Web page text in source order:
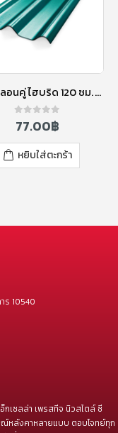
หลังคาลอนคู่ ไฮบริด 120 ซม. สีเขียวประกายมุก
out of 5
77.00฿
หยิบใส่ตะกร้า
ร 10540
เซลล่า เพรสทีจ นิวสไตล์ ซี
หลังคาหลายแบบ ตอบโจทย์ทุก